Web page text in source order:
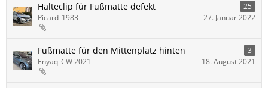
Halteclip für Fußmatte defekt
25
Picard_1983
27. Januar 2022
Fußmatte für den Mittenplatz hinten
3
Enyaq_CW 2021
18. August 2021